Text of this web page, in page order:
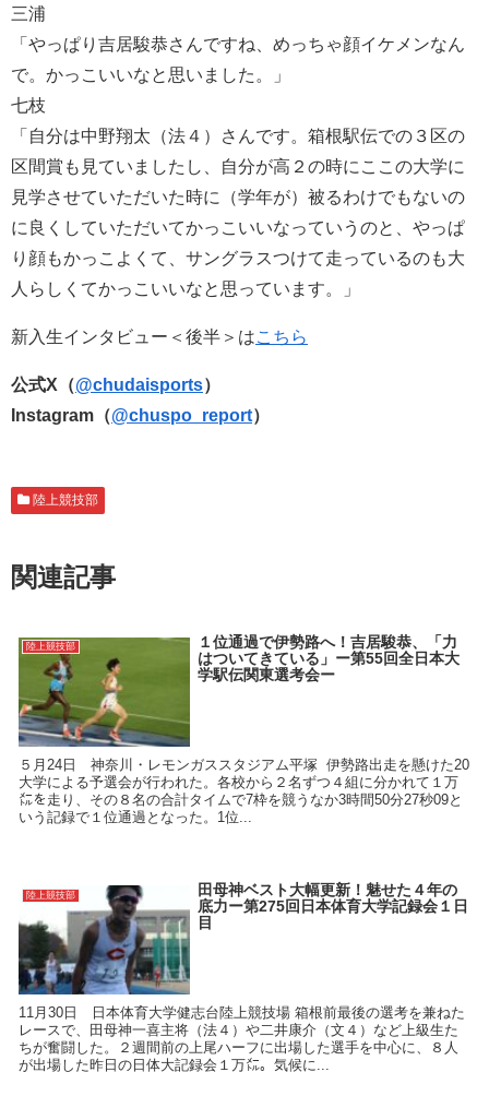
三浦
「やっぱり吉居駿恭さんですね、めっちゃ顔イケメンなん
で。かっこいいなと思いました。」
七枝
「自分は中野翔太（法４）さんです。箱根駅伝での３区の
区間賞も見ていましたし、自分が高２の時にここの大学に
見学させていただいた時に（学年が）被るわけでもないの
に良くしていただいてかっこいいなっていうのと、やっぱ
り顔もかっこよくて、サングラスつけて走っているのも大
人らしくてかっこいいなと思っています。」
新入生インタビュー＜後半＞はこちら
公式X（@chudaisports）
Instagram（@chuspo_report）
陸上競技部
関連記事
陸上競技部
１位通過で伊勢路へ！吉居駿恭、「力
はついてきている」ー第55回全日本大
学駅伝関東選考会ー
５月24日 神奈川・レモンガススタジアム平塚 伊勢路出走を懸けた20
大学による予選会が行われた。各校から２名ずつ４組に分かれて１万
㍍を走り、その８名の合計タイムで7枠を競うなか3時間50分27秒09と
いう記録で１位通過となった。1位...
陸上競技部
田母神ベスト大幅更新！魅せた４年の
底力ー第275回日本体育大学記録会１日
目
11月30日 日本体育大学健志台陸上競技場 箱根前最後の選考を兼ねた
レースで、田母神一喜主将（法４）や二井康介（文４）など上級生た
ちが奮闘した。２週間前の上尾ハーフに出場した選手を中心に、８人
が出場した昨日の日体大記録会１万㍍。気候に...